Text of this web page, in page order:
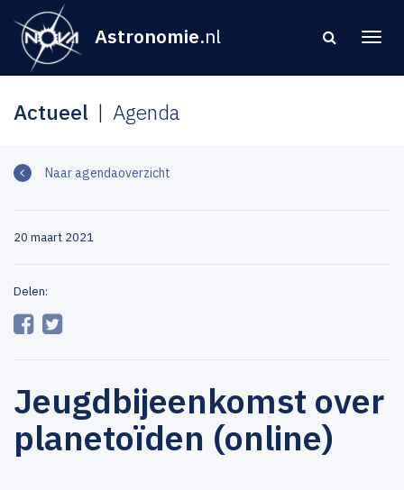
Astronomie.nl
Actueel Agenda
Naar agendaoverzicht
20 maart 2021
Delen:
Jeugdbijeenkomst over
planetoïden (online)